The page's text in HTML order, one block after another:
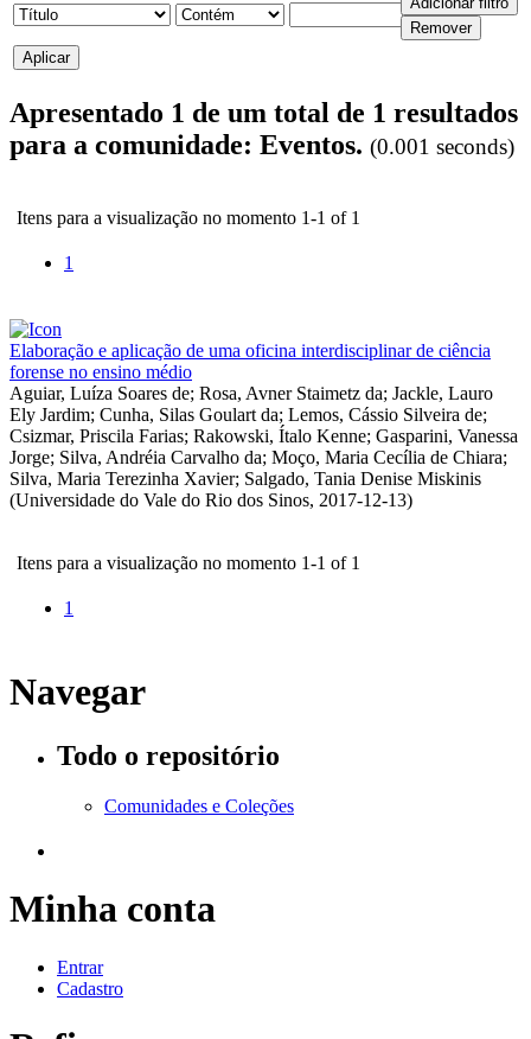
Apresentado 1 de um total de 1 resultados
para a comunidade: Eventos. (0.001 seconds)
Itens para a visualização no momento 1-1 of 1
1
Elaboração e aplicação de uma oficina interdisciplinar de ciência
forense no ensino médio
Aguiar, Luíza Soares de; Rosa, Avner Staimetz da; Jackle, Lauro
Ely Jardim; Cunha, Silas Goulart da; Lemos, Cássio Silveira de;
Csizmar, Priscila Farias; Rakowski, Ítalo Kenne; Gasparini, Vanessa
Jorge; Silva, Andréia Carvalho da; Moço, Maria Cecília de Chiara;
Silva, Maria Terezinha Xavier; Salgado, Tania Denise Miskinis
(Universidade do Vale do Rio dos Sinos, 2017-12-13)
Itens para a visualização no momento 1-1 of 1
1
Navegar
Todo o repositório
Comunidades e Coleções
Minha conta
Entrar
Cadastro